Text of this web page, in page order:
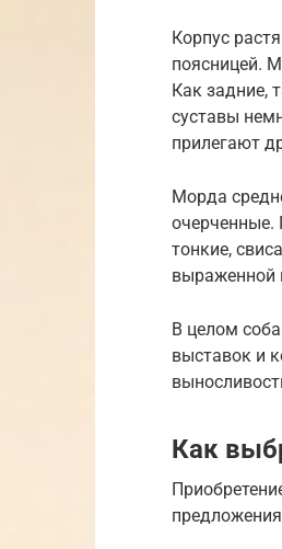
Корпус
поясницей.
Как задние,
суставы
прилегают
Морда
очерченные.
тонкие,
выраженной
В целом
выставок и
Как